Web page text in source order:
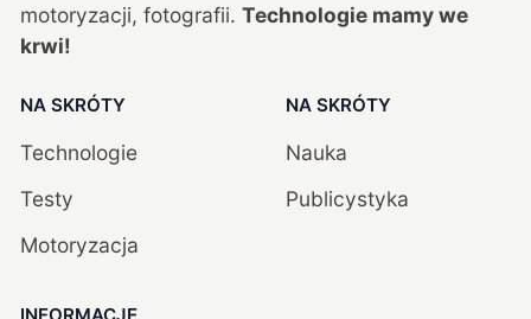
motoryzacji, fotografii. Technologie mamy we
krwi!
NA SKRÓTY
Technologie
Testy
Motoryzacja
NA SKRÓTY
Nauka
Publicystyka
INFORMACJE